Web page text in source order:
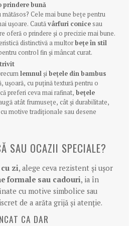
prindere bună
Cele mai bune bețe pentru
ușoare. Cautăvârfuri conice sau
oferă o prindere și o precizie mai bune.
distinctivă a multorbețe în stil
control fin și mâncat curat.
lemnulșibețele din bambus
ușoară, cu puțină textură pentru o
preferi ceva mai rafinat, bețele
atât frumusețe, cât și durabilitate,
motive tradiționale sau desene
SAU OCAZII SPECIALE?
cu zi, alege ceva rezistent și ușor
formale sau cadouri, ia în
cu motive simbolice sau
de a arăta grijă și atenție.
CA DAR